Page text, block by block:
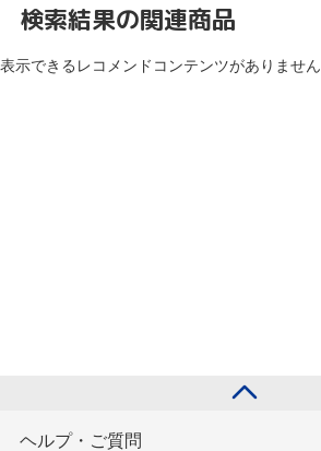
検索結果の関連商品
表示できるレコメンドコンテンツがありません
ヘルプ・ご質問